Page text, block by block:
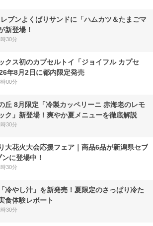
レブンよくばりサンドに「ハムカツ＆たまごマ
新登場！
30分
クス初のカプセルトイ「ジョイフル カプセ
年8月2日に都内限定発売
00分
丘 8月限定「冷製カッペリーニ 赤海老のレモ
ク」新登場！爽やか夏メニューを徹底解説
30分
大花火大会応援フェア｜商品6品が新潟県セブ
に登場中！
30分
冷やし汁」を新発売！夏限定のさっぱり冷た
食体験レポート
30分